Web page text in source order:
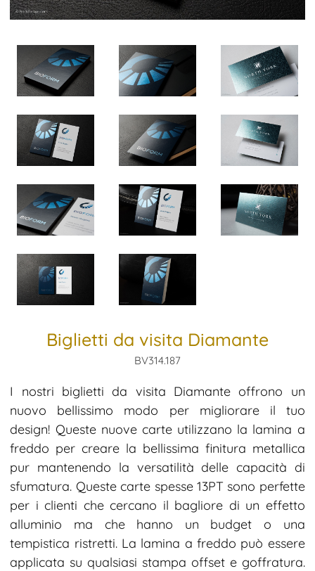
Biglietti da visita Diamante
BV314.187
I nostri biglietti da visita Diamante offrono un
nuovo bellissimo modo per migliorare il tuo
design! Queste nuove carte utilizzano la lamina a
freddo per creare la bellissima finitura metallica
pur mantenendo la versatilità delle capacità di
sfumatura. Queste carte spesse 13PT sono perfette
per i clienti che cercano il bagliore di un effetto
alluminio ma che hanno un budget o una
tempistica ristretti. La lamina a freddo può essere
applicata su qualsiasi stampa offset e goffratura.